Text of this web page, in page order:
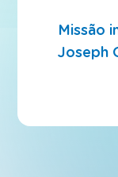
Missão
Joseph